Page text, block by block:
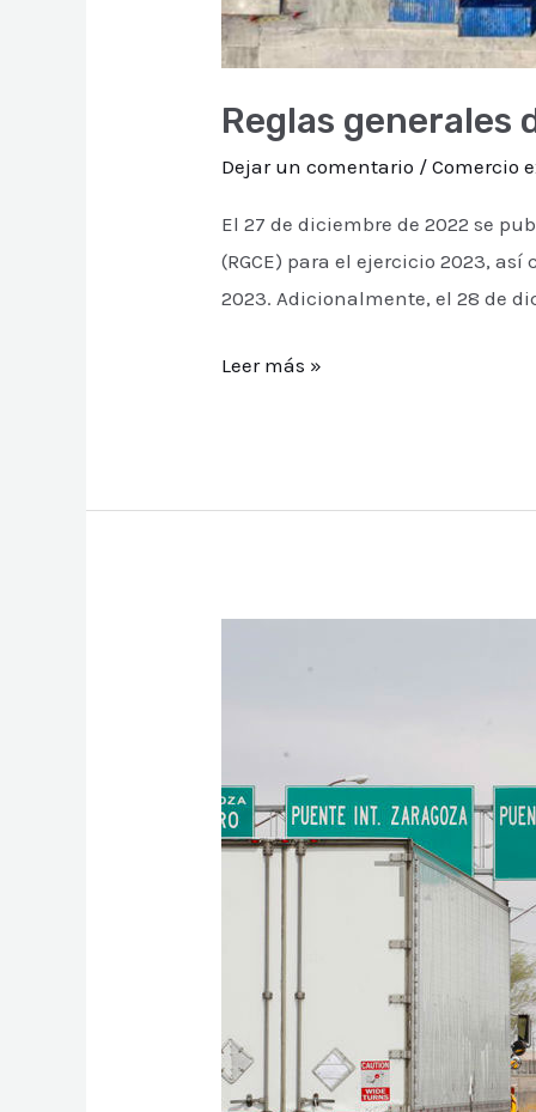
Reglas
Dejar un comentario /Comercio
El 27 de diciembre de 2022 se
(RGCE) para el ejercicio 2023,
2023. Adicionalmente, el 28 de
Leer más »